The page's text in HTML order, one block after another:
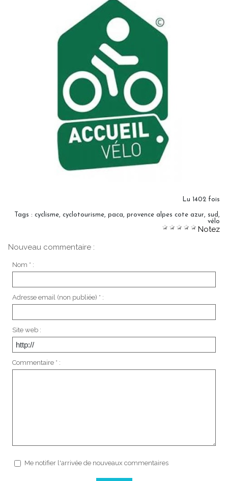
Lu 1402 fois
Tags : cyclisme cyclotourisme paca provence alpes cote azur sud
vélo
Notez
Nouveau commentaire :
Nom * :
Adresse email (non publiée) * :
Site web :
Commentaire * :
Me notifier l'arrivée de nouveaux commentaires